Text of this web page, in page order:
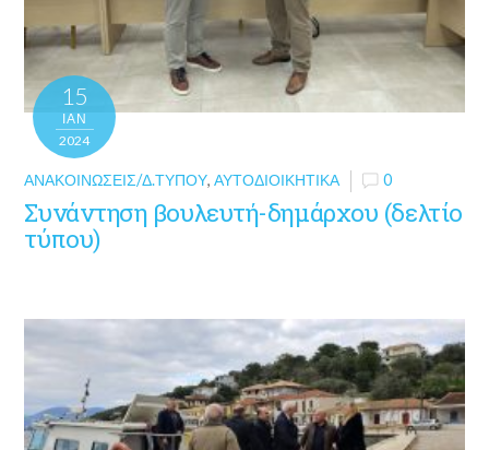
15
ΙΑΝ
2024
ΑΝΑΚΟΙΝΏΣΕΙΣ/Δ.ΤΎΠΟΥ,ΑΥΤΟΔΙΟΙΚΗΤΙΚΆ 0
Συνάντηση βουλευτή-δημάρχου (δελτίο
τύπου)